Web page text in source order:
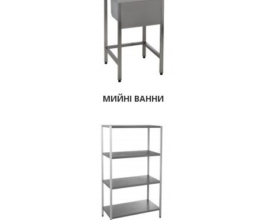
МИЙНІ ВАННИ